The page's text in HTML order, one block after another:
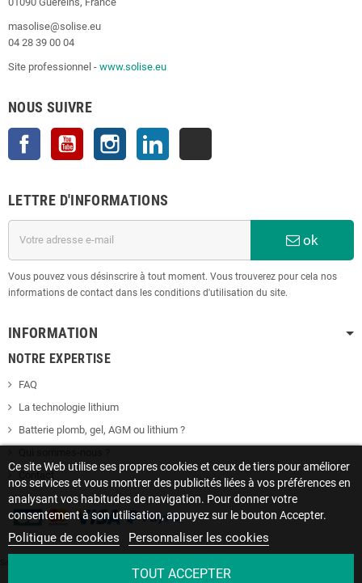
masolise@solise.eu
04 28 39 00 04
Site professionnel - www.solise.eu
NOUS SUIVRE
Facebook YouTube Instagram
LETTRE D'INFORMATIONS
ok
Vous pouvez vous désinscrire à tout moment. Vous trouverez pour cela nos
informations de contact dans les conditions d'utilisation du site.
INFORMATION
NOTRE EXPERTISE
FAQ
La technologie lithium
Batterie plomb, gel, AGM ou lithium ?
Ce site Web utilise ses propres cookies et ceux de tiers pour améliorer
nos services et vous montrer des publicités liées à vos préférences en
analysant vos habitudes de navigation. Pour donner votre
consentement à son utilisation, appuyez sur le bouton Accepter.
Politique de cookies Personnaliser les cookies
TOUT ACCEPTER